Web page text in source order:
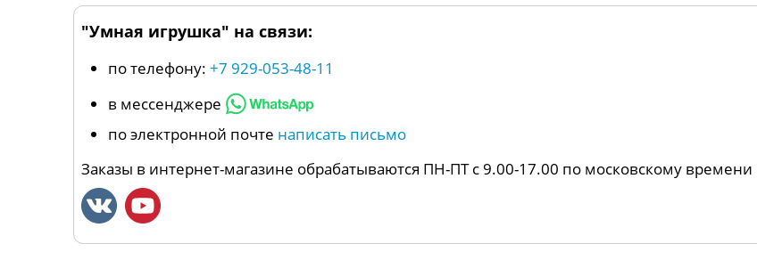
"Умная игрушка" на связи:
по телефону: +7 929-053-48-11
в мессенджере
по электронной почте написать письмо
Заказы в интернет-магазине обрабатываются ПН-ПТ с 9.00-17.00 по московскому времени